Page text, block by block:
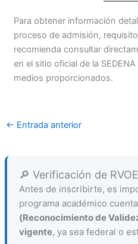
Para obtener información
proceso de admisión,
recomienda consultar
en el sitio oficial de la
medios proporcionados.
← Entrada anterior
🔎 Verificación de RVOE
Antes de inscribirte, es
programa académico
(Reconocimiento de
vigente, ya sea federal o